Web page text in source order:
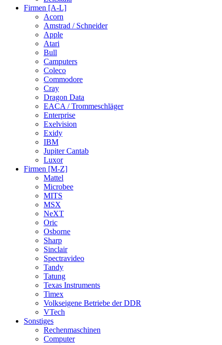
Firmen [A-L]
Acorn
Amstrad / Schneider
Apple
Atari
Bull
Camputers
Coleco
Commodore
Cray
Dragon Data
EACA / Trommeschläger
Enterprise
Exelvision
Exidy
IBM
Jupiter Cantab
Luxor
Firmen [M-Z]
Mattel
Microbee
MITS
MSX
NeXT
Oric
Osborne
Sharp
Sinclair
Spectravideo
Tandy
Tatung
Texas Instruments
Timex
Volkseigene Betriebe der DDR
VTech
Sonstiges
Rechenmaschinen
Computer